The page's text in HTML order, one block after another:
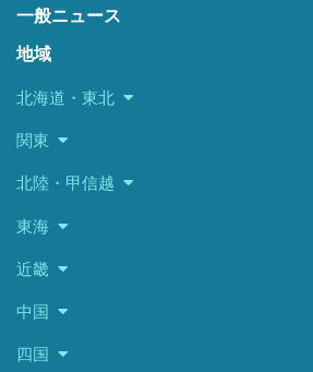
一般ニュース
地域
北海道・東北
関東
北陸・甲信越
東海
近畿
中国
四国